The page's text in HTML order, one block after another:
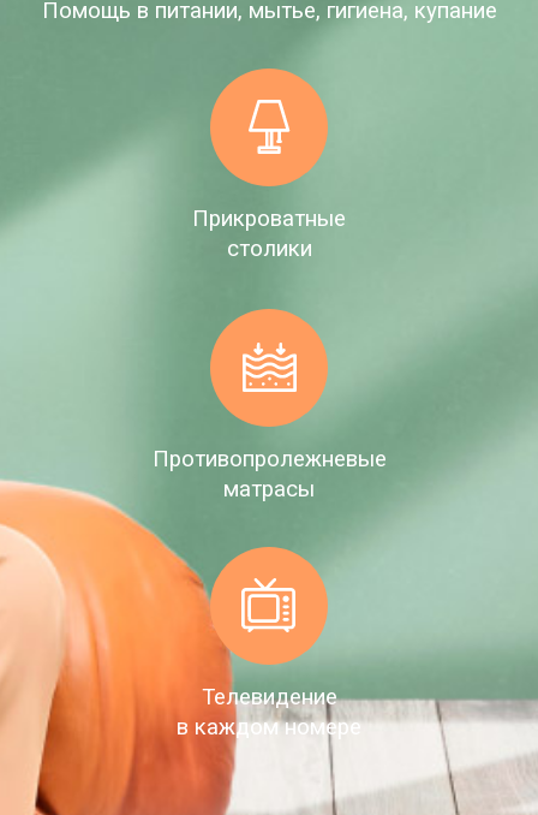
Помощь в питании, мытье, гигиена, купание
Прикроватные
столики
Противопролежневые
матрасы
Телевидение
в каждом номере